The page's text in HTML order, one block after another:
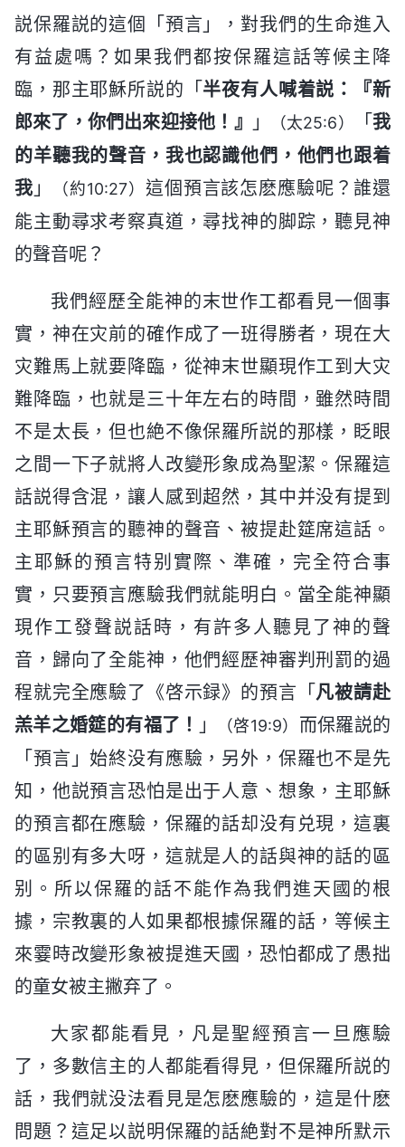
説保羅説的這個「預言」，對我們的生命進入
有益處嗎？如果我們都按保羅這話等候主降
臨，那主耶穌所説的「 半夜有人喊着説：『新
郎來了，你們出來迎接他！』
」 （太25:6） 「我
的羊聽我的聲音，我也認識他們，他們也跟着
我 」 （約10:27） 這個預言該怎麽應驗呢？誰還
能主動尋求考察真道，尋找神的脚踪，聽見神
的聲音呢？
我們經歷全能神的末世作工都看見一個事
實，神在灾前的確作成了一班得勝者，現在大
灾難馬上就要降臨，從神末世顯現作工到大灾
難降臨，也就是三十年左右的時間，雖然時間
不是太長，但也絶不像保羅所説的那樣，眨眼
之間一下子就將人改變形象成為聖潔。保羅這
話説得含混，讓人感到超然，其中并没有提到
主耶穌預言的聽神的聲音、被提赴筵席這話。
主耶穌的預言特别實際、準確，完全符合事
實，只要預言應驗我們就能明白。當全能神顯
現作工發聲説話時，有許多人聽見了神的聲
音，歸向了全能神，他們經歷神審判刑罰的過
程就完全應驗了《啓示録》的預言「 凡被請赴
羔羊之婚筵的有福了！ 」 （啓19:9） 而保羅説的
「預言」始終没有應驗，另外，保羅也不是先
知，他説預言恐怕是出于人意、想象，主耶穌
的預言都在應驗，保羅的話却没有兑現，這裏
的區别有多大呀，這就是人的話與神的話的區
别。所以保羅的話不能作為我們進天國的根
據，宗教裏的人如果都根據保羅的話，等候主
來霎時改變形象被提進天國，恐怕都成了愚拙
的童女被主撇弃了。
大家都能看見，凡是聖經預言一旦應驗
了，多數信主的人都能看得見，但保羅所説的
話，我們就没法看見是怎麽應驗的，這是什麽
問題？這足以説明保羅的話絶對不是神所默示